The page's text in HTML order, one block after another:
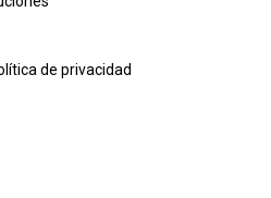
de privacidad